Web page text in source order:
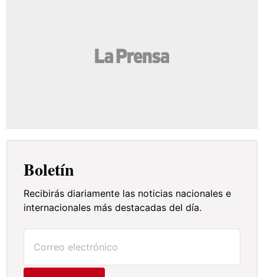
Boletín
Recibirás diariamente las noticias nacionales e
internacionales más destacadas del día.